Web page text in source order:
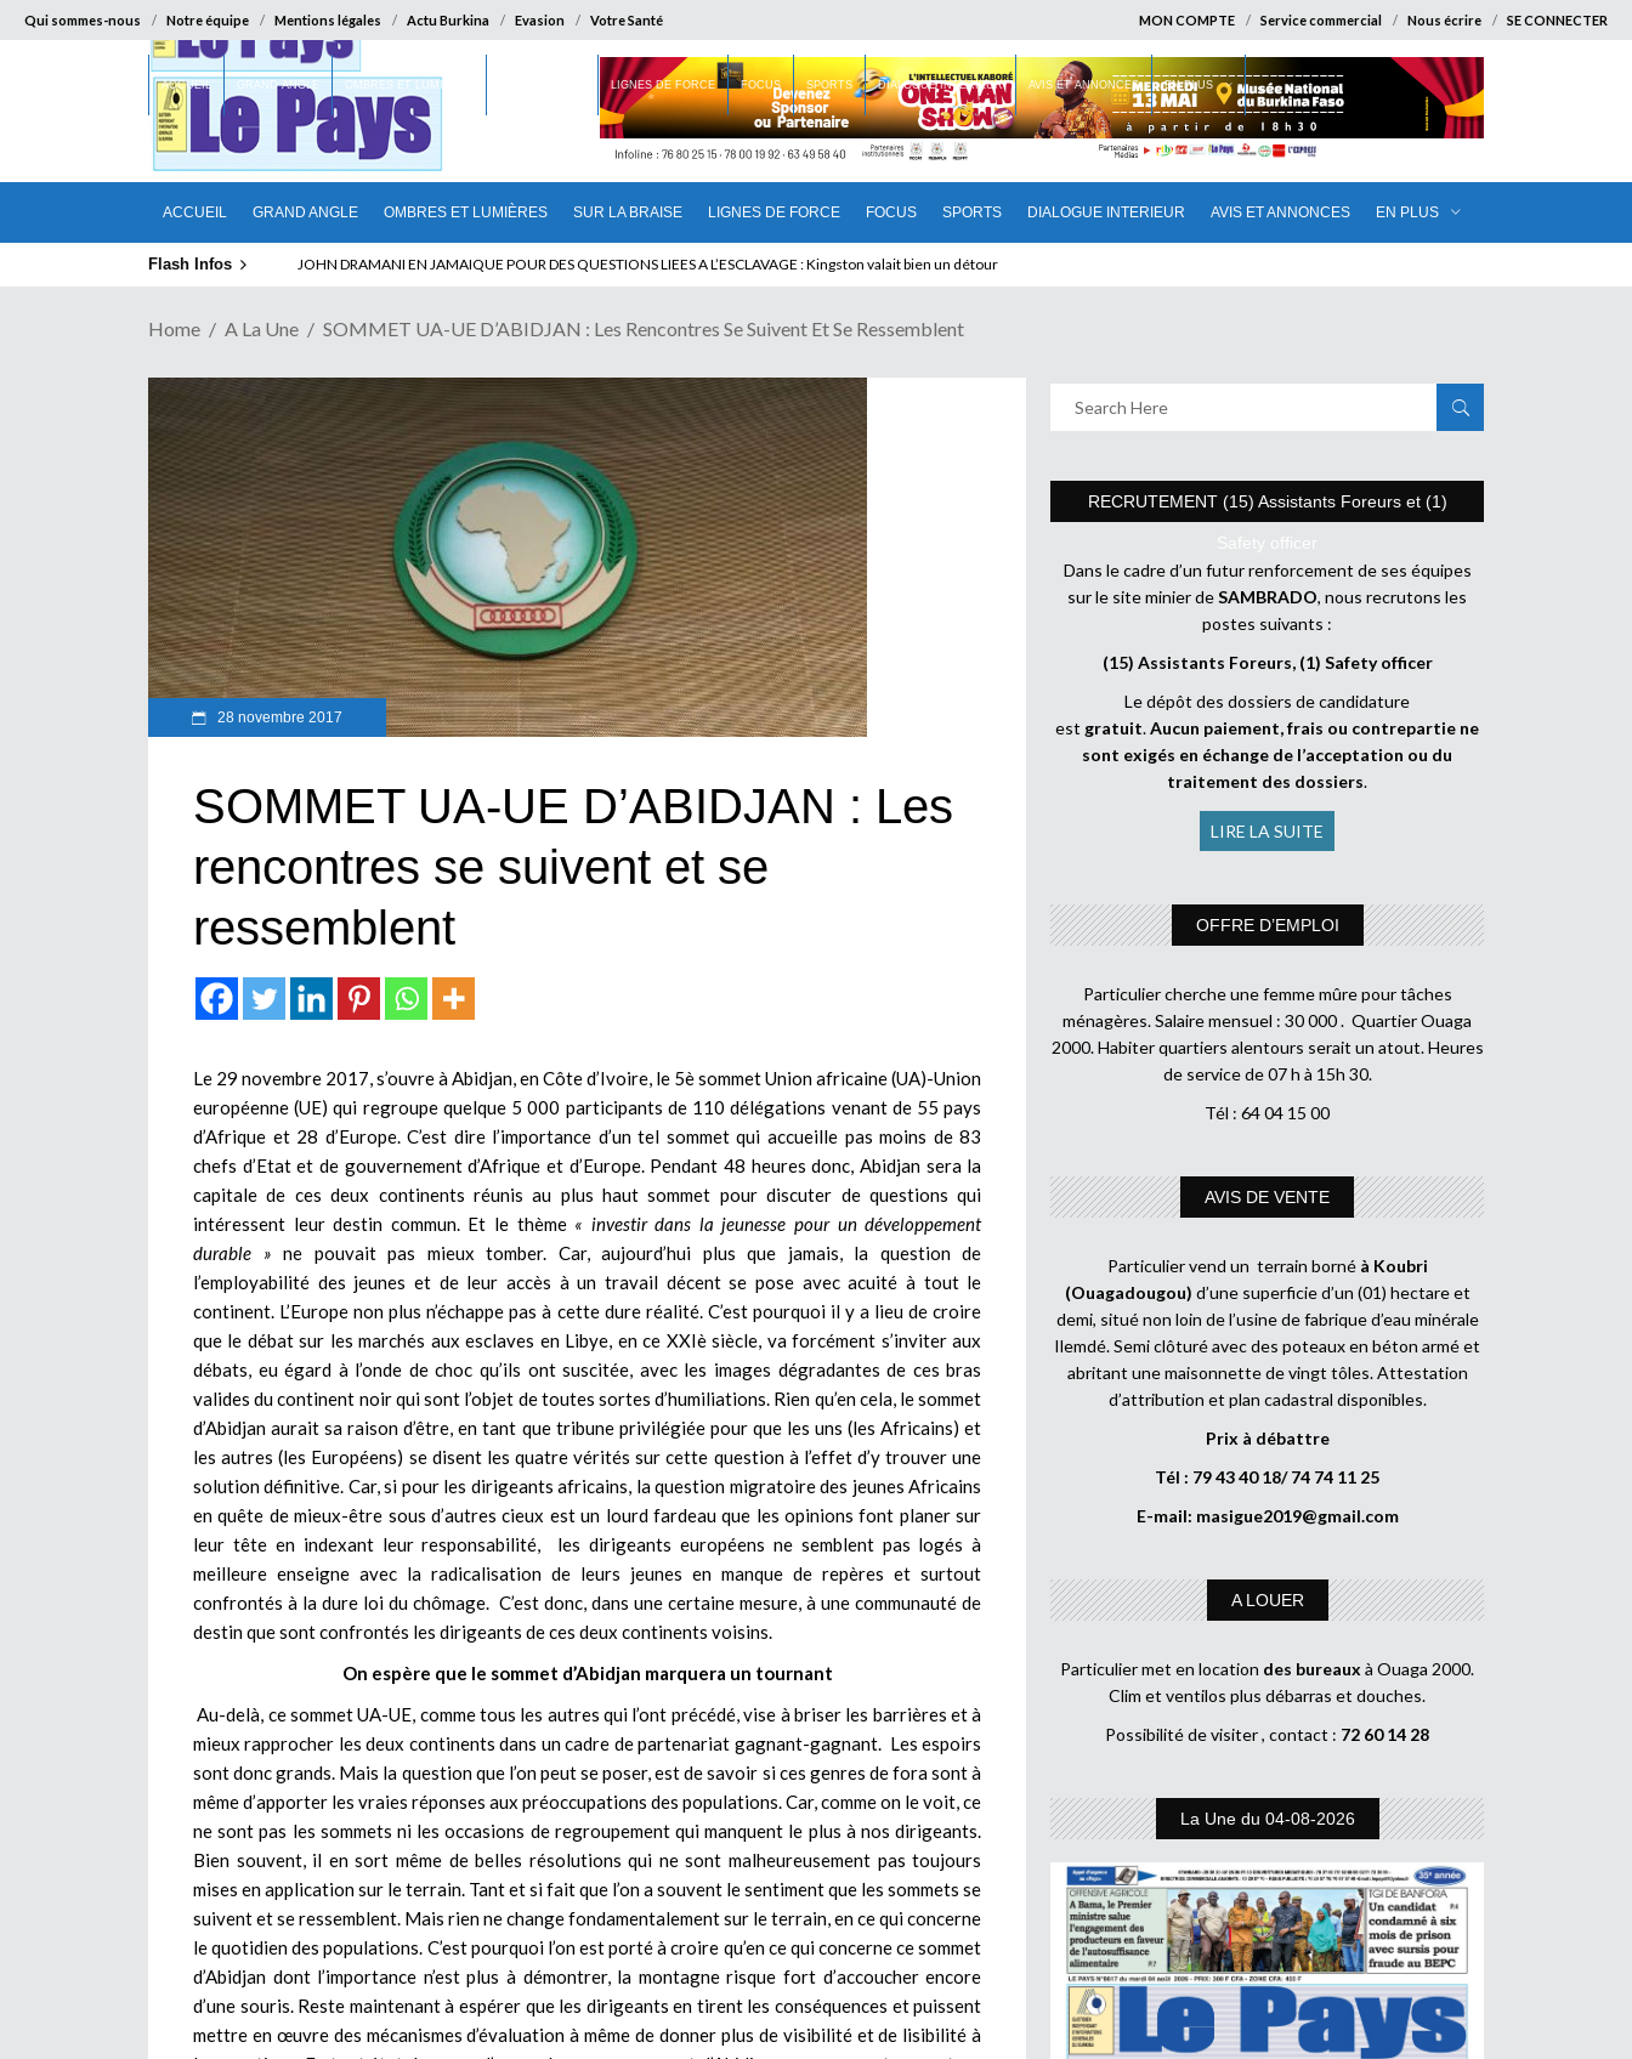
Qui sommes-nous Notre équipe Mentions légales Actu Burkina Evasion Votre Santé MON COMPTE Service commercial Nous écrire SE CONNECTER
ACCUEIL GRAND ANGLE OMBRES ET LUMIÈRES SUR LA BRAISE LIGNES DE FORCE FOCUS SPORTS DIALOGUE INTERIEUR AVIS ET ANNONCES EN PLUS
ACCUEIL GRAND ANGLE OMBRES ET LUMIÈRES LIGNES DE FORCE FOCUS SPORTS DIALOGUE INTERIEUR AVIS ET ANNONCES EN PLUS
Flash Infos ELECTION DE TALON A LA TETE DU SENAT BENINOIS : Quand Patrice quitte le pouvoir sans partir !
Home A La Une SOMMET UA-UE D’ABIDJAN : Les Rencontres Se Suivent Et Se Ressemblent
28 novembre 2017
SOMMET UA-UE D’ABIDJAN : Les
rencontres se suivent et se
ressemblent
Le 29 novembre 2017, s’ouvre à Abidjan, en Côte d’Ivoire, le 5è sommet Union africaine (UA)-Union
européenne (UE) qui regroupe quelque 5 000 participants de 110 délégations venant de 55 pays
d’Afrique et 28 d’Europe. C’est dire l’importance d’un tel sommet qui accueille pas moins de 83
chefs d’Etat et de gouvernement d’Afrique et d’Europe. Pendant 48 heures donc, Abidjan sera la
capitale de ces deux continents réunis au plus haut sommet pour discuter de questions qui
intéressent leur destin commun. Et le thème « investir dans la jeunesse pour un développement
durable » ne pouvait pas mieux tomber. Car, aujourd’hui plus que jamais, la question de
l’employabilité des jeunes et de leur accès à un travail décent se pose avec acuité à tout le
continent. L’Europe non plus n’échappe pas à cette dure réalité. C’est pourquoi il y a lieu de croire
que le débat sur les marchés aux esclaves en Libye, en ce XXIè siècle, va forcément s’inviter aux
débats, eu égard à l’onde de choc qu’ils ont suscitée, avec les images dégradantes de ces bras
valides du continent noir qui sont l’objet de toutes sortes d’humiliations. Rien qu’en cela, le sommet
d’Abidjan aurait sa raison d’être, en tant que tribune privilégiée pour que les uns (les Africains) et
les autres (les Européens) se disent les quatre vérités sur cette question à l’effet d’y trouver une
solution définitive. Car, si pour les dirigeants africains, la question migratoire des jeunes Africains
en quête de mieux-être sous d’autres cieux est un lourd fardeau que les opinions font planer sur
leur tête en indexant leur responsabilité, les dirigeants européens ne semblent pas logés à
meilleure enseigne avec la radicalisation de leurs jeunes en manque de repères et surtout
confrontés à la dure loi du chômage. C’est donc, dans une certaine mesure, à une communauté de
destin que sont confrontés les dirigeants de ces deux continents voisins.
On espère que le sommet d’Abidjan marquera un tournant
Au-delà, ce sommet UA-UE, comme tous les autres qui l’ont précédé, vise à briser les barrières et à
mieux rapprocher les deux continents dans un cadre de partenariat gagnant-gagnant. Les espoirs
sont donc grands. Mais la question que l’on peut se poser, est de savoir si ces genres de fora sont à
même d’apporter les vraies réponses aux préoccupations des populations. Car, comme on le voit, ce
ne sont pas les sommets ni les occasions de regroupement qui manquent le plus à nos dirigeants.
Bien souvent, il en sort même de belles résolutions qui ne sont malheureusement pas toujours
mises en application sur le terrain. Tant et si fait que l’on a souvent le sentiment que les sommets se
suivent et se ressemblent. Mais rien ne change fondamentalement sur le terrain, en ce qui concerne
le quotidien des populations. C’est pourquoi l’on est porté à croire qu’en ce qui concerne ce sommet
d’Abidjan dont l’importance n’est plus à démontrer, la montagne risque fort d’accoucher encore
d’une souris. Reste maintenant à espérer que les dirigeants en tirent les conséquences et puissent
mettre en œuvre des mécanismes d’évaluation à même de donner plus de visibilité et de lisibilité à
RECRUTEMENT (15) Assistants Foreurs et (1)
Safety officer
Dans le cadre d’un futur renforcement de ses équipes
sur le site minier deSAMBRADO, nous recrutons les
postes suivants :
(15) Assistants Foreurs, (1) Safety officer
Le dépôt des dossiers de candidature
est gratuit.Aucun paiement, frais ou contrepartie ne
sont exigés en échange de l’acceptation ou du
traitement des dossiers.
LIRE LA SUITE
OFFRE D’EMPLOI
Particulier cherche une femme mûre pour tâches
ménagères. Salaire mensuel : 30 000 . Quartier Ouaga
2000. Habiter quartiers alentours serait un atout. Heures
de service de 07 h à 15h 30.
Tél : 64 04 15 00
AVIS DE VENTE
Particulier vend un terrain borné à Koubri
(Ouagadougou) d’une superficie d’un (01) hectare et
demi, situé non loin de l’usine de fabrique d’eau minérale
Ilemdé. Semi clôturé avec des poteaux en béton armé et
abritant une maisonnette de vingt tôles. Attestation
d’attribution et plan cadastral disponibles.
Prix à débattre
Tél : 79 43 40 18/ 74 74 11 25
E-mail: masigue2019@gmail.com
A LOUER
Particulier met en location des bureaux à Ouaga 2000.
Clim et ventilos plus débarras et douches.
Possibilité de visiter , contact : 72 60 14 28
La Une du 04-08-2026